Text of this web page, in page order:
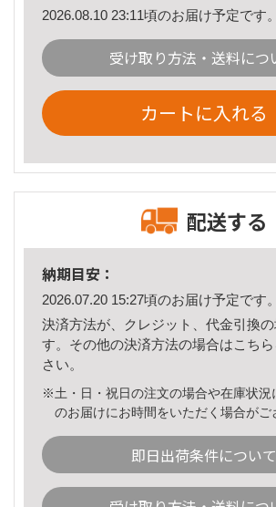
2026.08.10 23:11頃のお届け予定です。
受け取り方法・送料につ
カートに入れる
配送する
納期目安：
2026.07.20 15:27頃のお届け予定です。
決済方法が、クレジット、代金引換
す。その他の決済方法の場合はこちら
さい。
※土・日・祝日の注文の場合や在庫状況
のお届けにお時間をいただく場合がご
即日出荷条件について